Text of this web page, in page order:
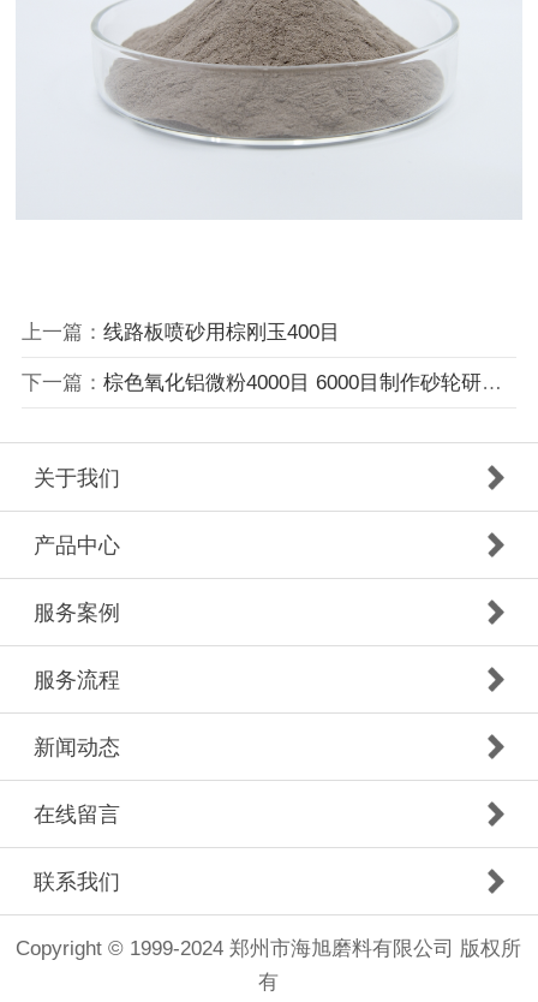
上一篇： 线路板喷砂用棕刚玉400目
下一篇： 棕色氧化铝微粉4000目 6000目制作砂轮研磨黄铜用
关于我们
产品中心
服务案例
服务流程
新闻动态
在线留言
联系我们
Copyright © 1999-2024 郑州市海旭磨料有限公司 版权所
有